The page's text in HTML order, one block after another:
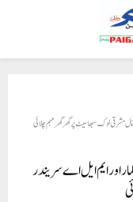
مشرقی لوک سبھا سیٹ پر گھر گھر مہم چلائی
اور ایم ایل اے سریندر